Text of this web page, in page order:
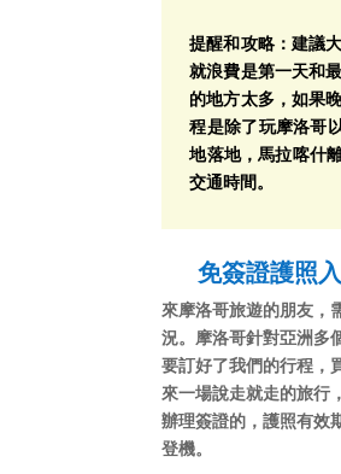
提醒和攻略：建議
就浪費是第一天和
的地方太多，如果
程是除了玩摩洛哥
地落地，馬拉喀什
交通時間。
免簽證護照
來摩洛哥旅遊的朋友，
況。摩洛哥針對亞洲多
要訂好了我們的行程，
來一場說走就走的旅行
辦理簽證的，護照有效
登機。